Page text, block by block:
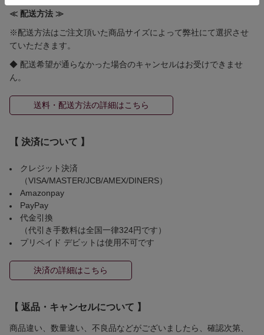
≪ 配送方法 ≫
※配送方法はご注文頂いた商品サイズによって弊社にて選択させ
ていただきます。
◆ 配送希望が通らなかった場合のキャンセルはお受けできませ
ん。
送料・配送方法の詳細はこちら
【 決済について 】
クレジット決済
（VISA/MASTER/JCB/AMEX/DINERS）
Amazonpay
PayPay
代金引換
（代引き手数料は全国一律324円です）
プリペイド デビットは使用不可です
決済の詳細はこちら
【 返品・キャンセルについて 】
商品違い、数量違い、不良品などがございましたら、確認次第、